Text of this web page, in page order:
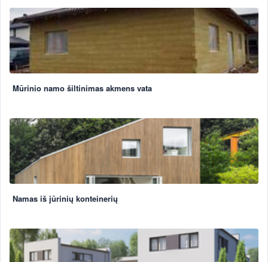
Mūrinio namo šiltinimas akmens vata
Namas iš jūrinių konteinerių